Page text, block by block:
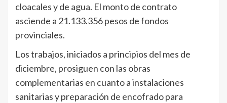
cloacales y de agua. El monto de contrato
asciende a 21.133.356 pesos de fondos
provinciales.
Los trabajos, iniciados a principios del mes de
diciembre, prosiguen con las obras
complementarias en cuanto a instalaciones
sanitarias y preparación de encofrado para